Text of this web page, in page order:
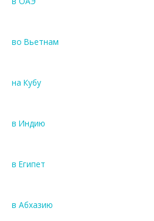
во Вьетнам
на Кубу
в Индию
в Египет
в Абхазию